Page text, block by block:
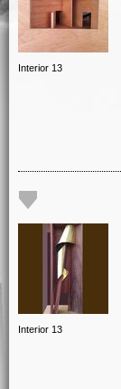
Interior 13
Interior 13